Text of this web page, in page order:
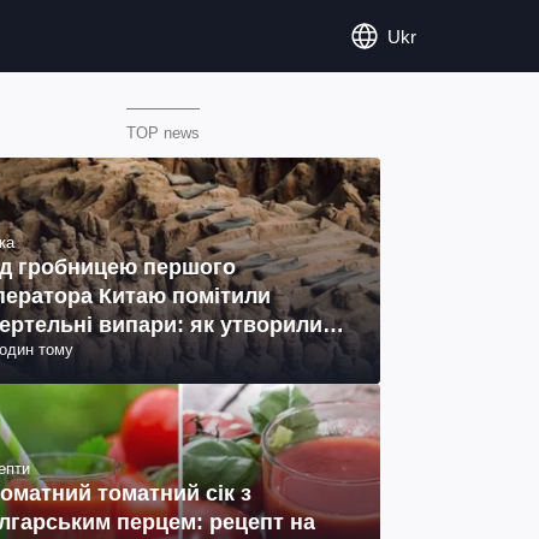
Ukr
TOP news
гробницею першого
Китаю помітили
випари: як утворились
тому
томатний сік з
перцем: рецепт на